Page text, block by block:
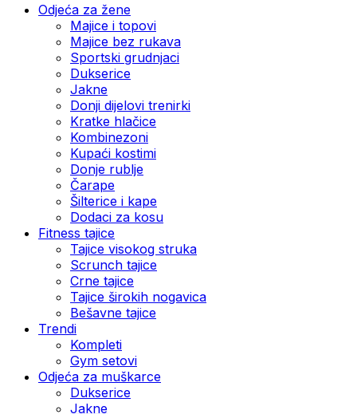
Odjeća za žene
Majice i topovi
Majice bez rukava
Sportski grudnjaci
Dukserice
Jakne
Donji dijelovi trenirki
Kratke hlačice
Kombinezoni
Kupaći kostimi
Donje rublje
Čarape
Šilterice i kape
Dodaci za kosu
Fitness tajice
Tajice visokog struka
Scrunch tajice
Crne tajice
Tajice širokih nogavica
Bešavne tajice
Trendi
Kompleti
Gym setovi
Odjeća za muškarce
Dukserice
Jakne